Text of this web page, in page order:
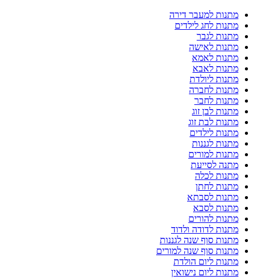
מתנות למעבר דירה
מתנות לחג לילדים
מתנות לגבר
מתנות לאישה
מתנות לאמא
מתנות לאבא
מתנות ליולדת
מתנות לחברה
מתנות לחבר
מתנות לבן זוג
מתנות לבת זוג
מתנות לילדים
מתנות לגננות
מתנות למורים
מתנה לסייעת
מתנות לכלה
מתנות לחתן
מתנות לסבתא
מתנות לסבא
מתנות להורים
מתנות לדודה ולדוד
מתנות סוף שנה לגננות
מתנות סוף שנה למורים
מתנות ליום הולדת
מתנות ליום נישואין